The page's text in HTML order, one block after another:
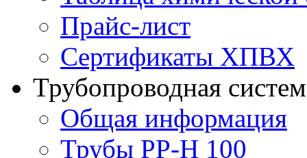
Прайс-лист
Сертификаты ХПВХ
Трубопроводная
Общая информация
Трубы PP-H 100